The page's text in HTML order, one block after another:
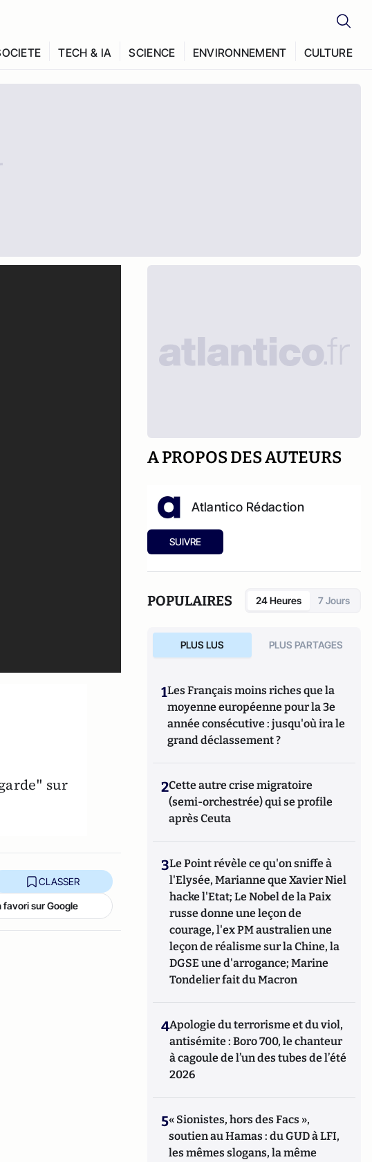
TECH & IA SCIENCE ENVIRONNEMENT CULTURE
sur
CLASSER
sur Google
A PROPOS DES AUTEURS
Atlantico Rédaction
SUIVRE
POPULAIRES 24 Heures 7 Jours
PLUS LUS PLUS PARTAGES
1Les Français moins riches que la
moyenne européenne pour la 3e
année consécutive : jusqu'où ira le
grand déclassement ?
2Cette autre crise migratoire
(semi-orchestrée) qui se profile
après Ceuta
3Le Point révèle ce qu'on sniffe à
l'Elysée, Marianne que Xavier Niel
hacke l'Etat; Le Nobel de la Paix
russe donne une leçon de
courage, l'ex PM australien une
leçon de réalisme sur la Chine, la
DGSE une d'arrogance; Marine
Tondelier fait du Macron
4Apologie du terrorisme et du viol,
antisémite : Boro 700, le chanteur
à cagoule de l’un des tubes de l’été
2026
5« Sionistes, hors des Facs »,
soutien au Hamas : du GUD à LFI,
les mêmes slogans, la même